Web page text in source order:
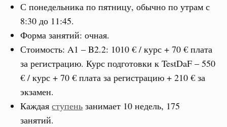
С понедельника по пятницу, обычно по утрам с
8:30 до 11:45.
Форма занятий: очная.
Стоимость: A1 – B2.2: 1010 € / курс +70 € плата
за регистрацию. Курс подготовки к TestDaF – 550
€/ курс +70 € плата за регистрацию +210 €за
экзамен.
Каждаяступень занимает 10 недель, 175
занятий.